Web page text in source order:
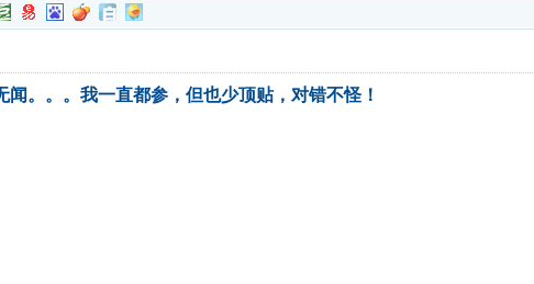
。。。我一直都参，但也少顶贴，对错不怪！